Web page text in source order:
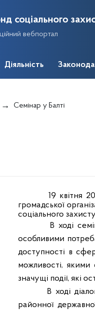
соціального
вебпортал
Діяльність
Семінар у Балті
19 квітня
громадської
соціального захисту
В ході
особливими
доступності в
можливості, якими
значущі події, які
В ході
районної